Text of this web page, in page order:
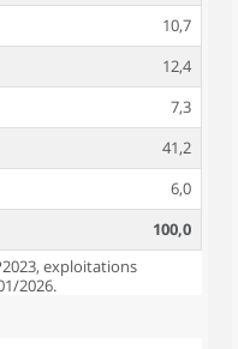
10,7
12,4
7,3
41,2
6,0
100,0
exploitations
2026.